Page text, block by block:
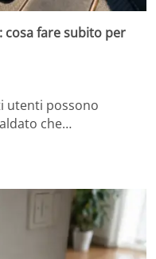
cosa fare subito per
utenti possono
che…